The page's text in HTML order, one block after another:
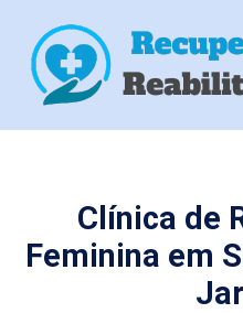
Clínica de
Feminina em